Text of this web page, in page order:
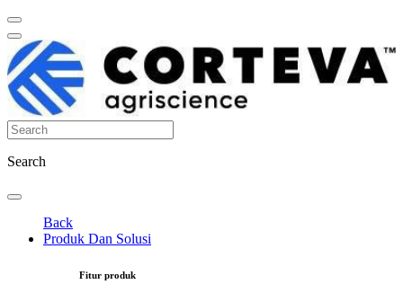
Search
Back
Produk Dan Solusi
Fitur produk